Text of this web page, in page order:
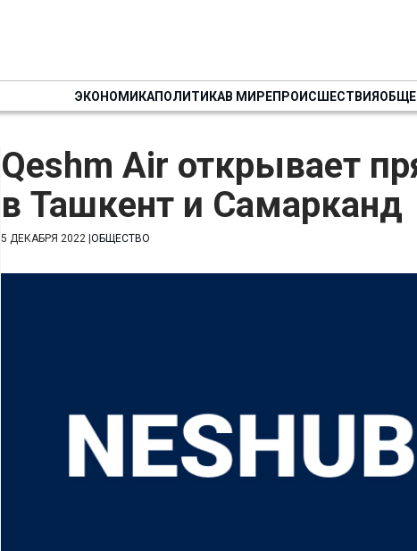
ЭКОНОМИКАПОЛИТИКАВ МИРЕПРОИСШЕСТВИЯ
Qeshm Air открывает
в Ташкент и Самарканд
5 ДЕКАБРЯ 2022 ОБЩЕСТВО